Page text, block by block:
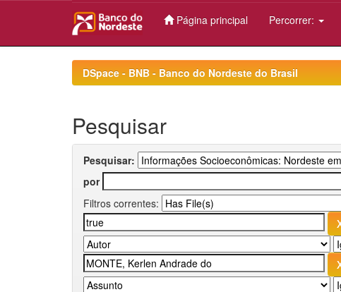
Página principal Percorrer:
DSpace - BNB - Banco do Nordeste do Brasil
Pesquisar
Pesquisar:
por
Filtros correntes: